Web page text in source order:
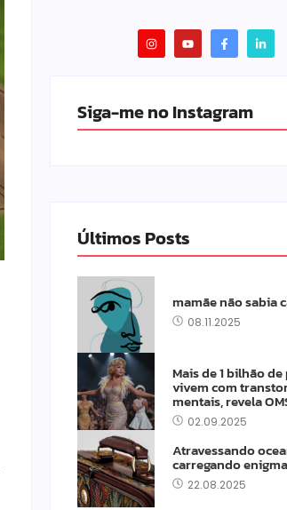
Siga-me no Instagram
Últimos Posts
mamãe não sabia
08.11.2025
Mais de 1 bilhão
vivem com
mentais, revela
02.09.2025
Atravessando
carregando
22.08.2025